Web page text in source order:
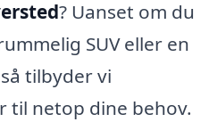
? Uanset om du
SUV eller en
tilbyder vi
til netop dine behov.